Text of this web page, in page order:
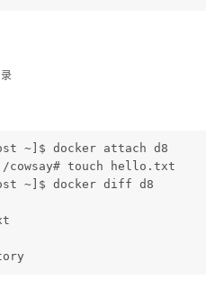
~]$ docker attach d8
cowsay# touch hello.txt
~]$ docker diff d8